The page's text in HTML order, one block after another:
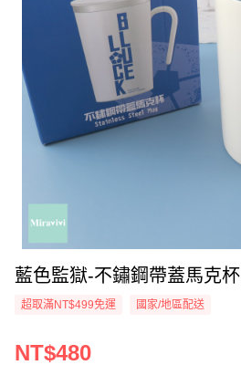
藍色監獄-不鏽鋼帶蓋馬克杯
超取滿NT$499免運 國家/地區配送
NT$480